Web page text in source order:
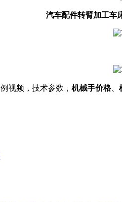
汽车配件转臂加工车
视频，技术参数， 机械手价格、